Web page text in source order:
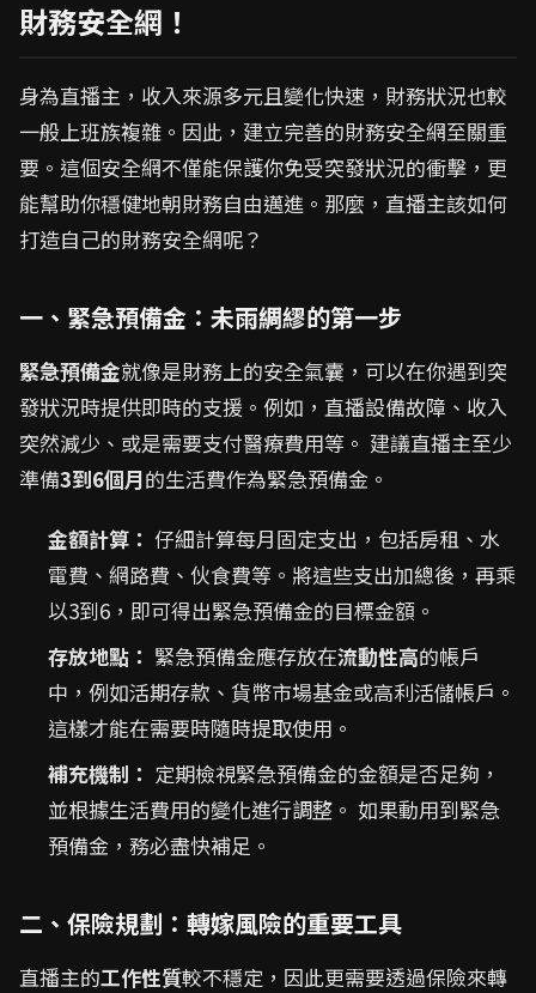
財務安全網！
身為直播主，收入來源多元且變化快速，財務狀況也較
一般上班族複雜。因此，建立完善的財務安全網至關重
要。這個安全網不僅能保護你免受突發狀況的衝擊，更
能幫助你穩健地朝財務自由邁進。那麼，直播主該如何
打造自己的財務安全網呢？
一、緊急預備金：未雨綢繆的第一步
緊急預備金就像是財務上的安全氣囊，可以在你遇到突
發狀況時提供即時的支援。例如，直播設備故障、收入
突然減少、或是需要支付醫療費用等。 建議直播主至少
準備3到6個月的生活費作為緊急預備金。
金額計算： 仔細計算每月固定支出，包括房租、水
電費、網路費、伙食費等。將這些支出加總後，再乘
以3到6，即可得出緊急預備金的目標金額。
存放地點： 緊急預備金應存放在流動性高的帳戶
中，例如活期存款、貨幣市場基金或高利活儲帳戶。
這樣才能在需要時隨時提取使用。
補充機制： 定期檢視緊急預備金的金額是否足夠，
並根據生活費用的變化進行調整。 如果動用到緊急
預備金，務必盡快補足。
二、保險規劃：轉嫁風險的重要工具
直播主的工作性質較不穩定，因此更需要透過保險來轉